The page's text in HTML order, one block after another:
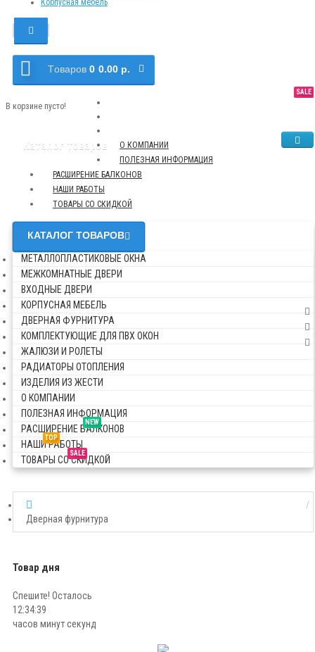
Корпусная мебель
Tоваров 0 0.00 р.
В корзине пусто!
Каталог товаров
О КОМПАНИИ
ПОЛЕЗНАЯ ИНФОРМАЦИЯ
NEW
РАСШИРЕНИЕ БАЛКОНОВ
TOP
НАШИ РАБОТЫ
SALE
ТОВАРЫ СО СКИДКОЙ
КАТАЛОГ ТОВАРОВ
МЕТАЛЛОПЛАСТИКОВЫЕ ОКНА
МЕЖКОМНАТНЫЕ ДВЕРИ
ВХОДНЫЕ ДВЕРИ
КОРПУСНАЯ МЕБЕЛЬ
ДВЕРНАЯ ФУРНИТУРА
КОМПЛЕКТУЮЩИЕ ДЛЯ ПВХ ОКОН
ЖАЛЮЗИ И РОЛЕТЫ
РАДИАТОРЫ ОТОПЛЕНИЯ
ИЗДЕЛИЯ ИЗ ЖЕСТИ
О КОМПАНИИ
ПОЛЕЗНАЯ ИНФОРМАЦИЯ
NEW
РАСШИРЕНИЕ БАЛКОНОВ
TOP
НАШИ РАБОТЫ
SALE
ТОВАРЫ СО СКИДКОЙ
Дверная фурнитура
Товар дня
Спешите! Осталось
12:34:39
часов минут секунд